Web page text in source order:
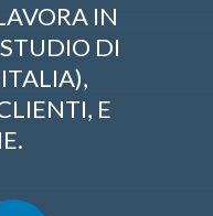
IN
DI
E